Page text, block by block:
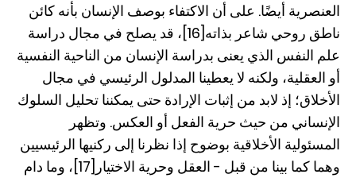
العنصرية أيضًا. على أن الاكتفاء بوصف الإنسان بأنه كائن
ناطق روحي شاعر بذاته[16]، قد يصلح في مجال دراسة
علم النفس الذي يعنى بدراسة الإنسان من الناحية النفسية
أو العقلية، ولكنه لا يعطينا المدلول الرئيسي في مجال
الأخلاق؛ إذ لابد من إثبات الإرادة حتى يمكننا تحليل السلوك
الإنساني من حيث حرية الفعل أو العكس. وتظهر
المسئولية الأخلاقية بوضوح إذا نظرنا إلى ركنيها الرئيسيين
وهما كما بينا من قبل - العقل وحرية الاختيار[17]، وما دام